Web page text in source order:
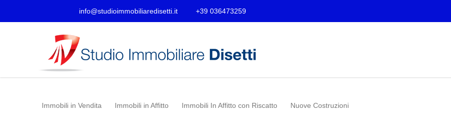
info@studioimmobiliaredisetti.it +39 036473259
Immobili in Vendita Immobili in Affitto Immobili In Affitto con Riscatto Nuove Costruzioni